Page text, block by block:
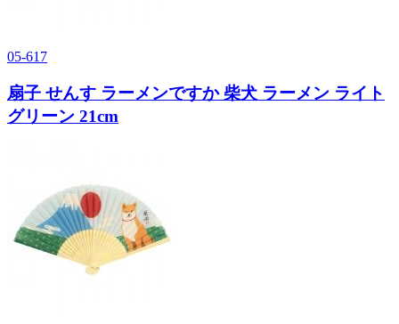
05-617
扇子 せんす ラーメンですか 柴犬 ラーメン ライト
グリーン 21cm